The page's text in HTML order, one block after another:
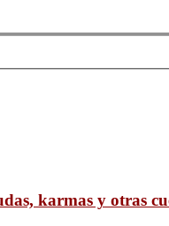
karmas y otras